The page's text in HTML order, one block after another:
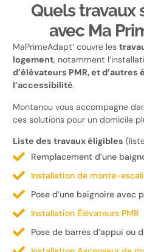
Quels travaux
avec Ma
MaPrimeAdapt’ couvre les
logement, notamment
d’élévateurs PMR, et
l’accessibilité.
Montanou vous accompagne
ces solutions pour un domicile
Liste des travaux éligibles
Remplacement d’une
Installation de monte-
Pose d’une baignoire avec
Installation Élévateurs PMR
Pose de barres d’appui ou